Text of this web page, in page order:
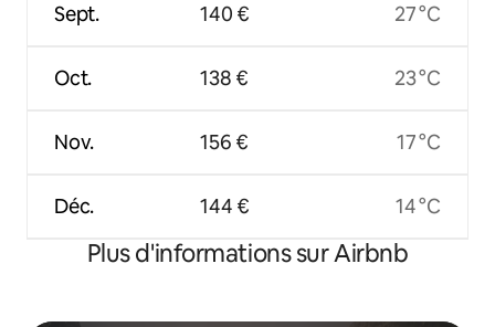
Sept.
Oct.
Nov.
Déc.
140 €
138 €
156 €
144 €
27 °C
23 °C
17 °C
14 °C
Plus d'informations sur Airbnb